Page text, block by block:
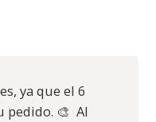
ya que el 6
pedido. 🎨 Al